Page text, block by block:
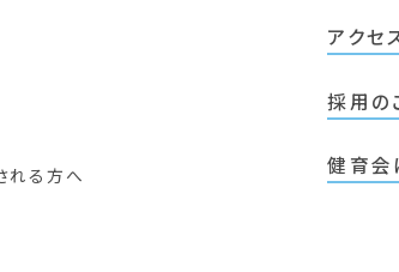
れる方へ
アクセ
採用の
健育会